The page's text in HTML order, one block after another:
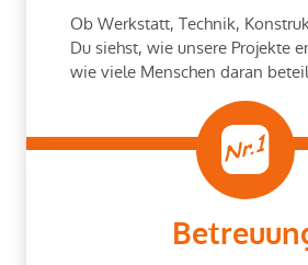
Ob Werkstatt, Technik,
Du siehst, wie unsere Projekte
wie viele Menschen daran